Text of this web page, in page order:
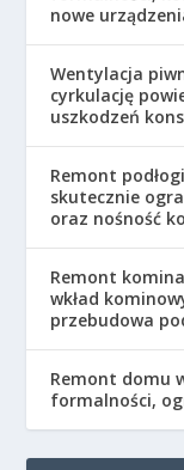
nowe
Wentylacja
cyrkulację
uszkodzeń
Remont
skutecznie
oraz nośność
Remont
wkład
przebudowa
Remont domu
formalności,